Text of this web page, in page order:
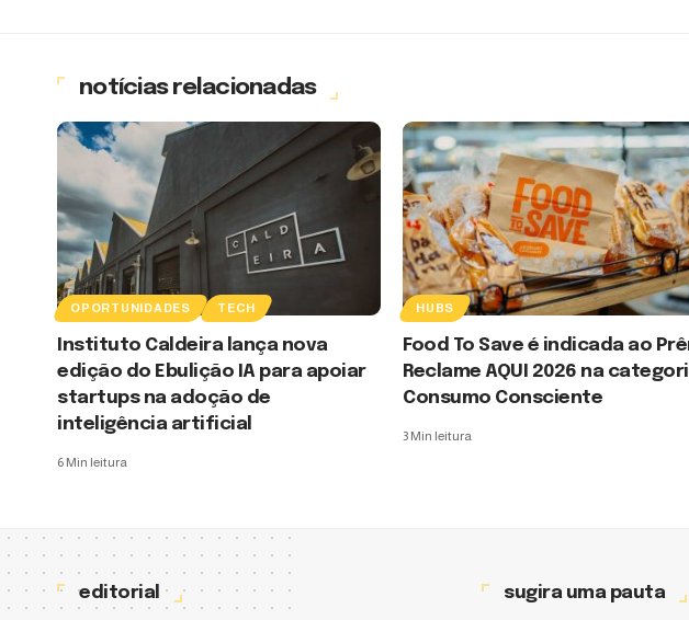
notícias relacionadas
OPORTUNIDADES TECH
Instituto Caldeira lança nova
edição do Ebulição IA para apoiar
startups na adoção de
inteligência artificial
6 Min leitura
HUBS
Food To Save é indicada ao
Reclame AQUI 2026 na
Consumo Consciente
3 Min leitura
editorial sugira uma pauta